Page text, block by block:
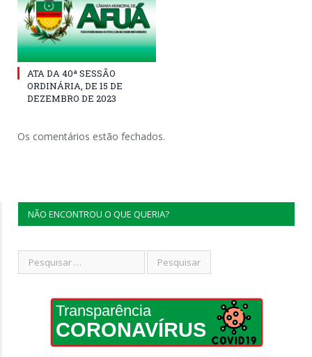
ATA DA 40ª SESSÃO
ORDINÁRIA, DE 15 DE
DEZEMBRO DE 2023
Os comentários estão fechados.
NÃO ENCONTROU O QUE QUERIA?
Transparência
CORONAVÍRUS